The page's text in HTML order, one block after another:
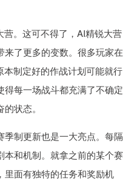
。这可不得了，AI精锐大营
了更多的变数。很多玩家在
制定好的作战计划可能就行
每一场战斗都充满了不确定
状态。
制更新也是一大亮点。每隔
和机制。就拿之前的某个赛
里面有独特的任务和奖励机